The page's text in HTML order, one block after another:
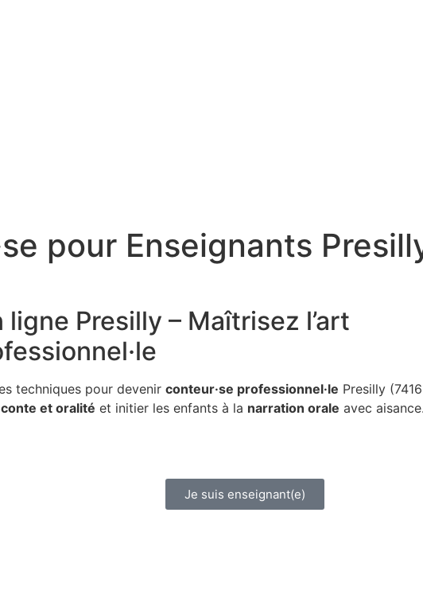
pour Enseignants
ligne Presilly – Maîtrisez l’art
techniques pour devenir conteur·se professionnel·le Presilly
et oralité et initier les enfants à la narration orale avec
Je suis enseignant(e)